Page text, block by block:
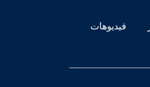
فيديوهات